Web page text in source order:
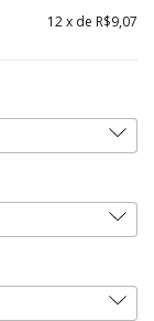
12x de R$9,07